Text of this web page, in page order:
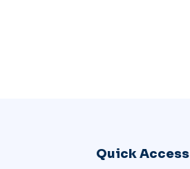
Quick Access